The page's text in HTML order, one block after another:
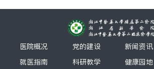
医院概况 党的建设 新闻资讯
就医指南
科研教学 健康园地